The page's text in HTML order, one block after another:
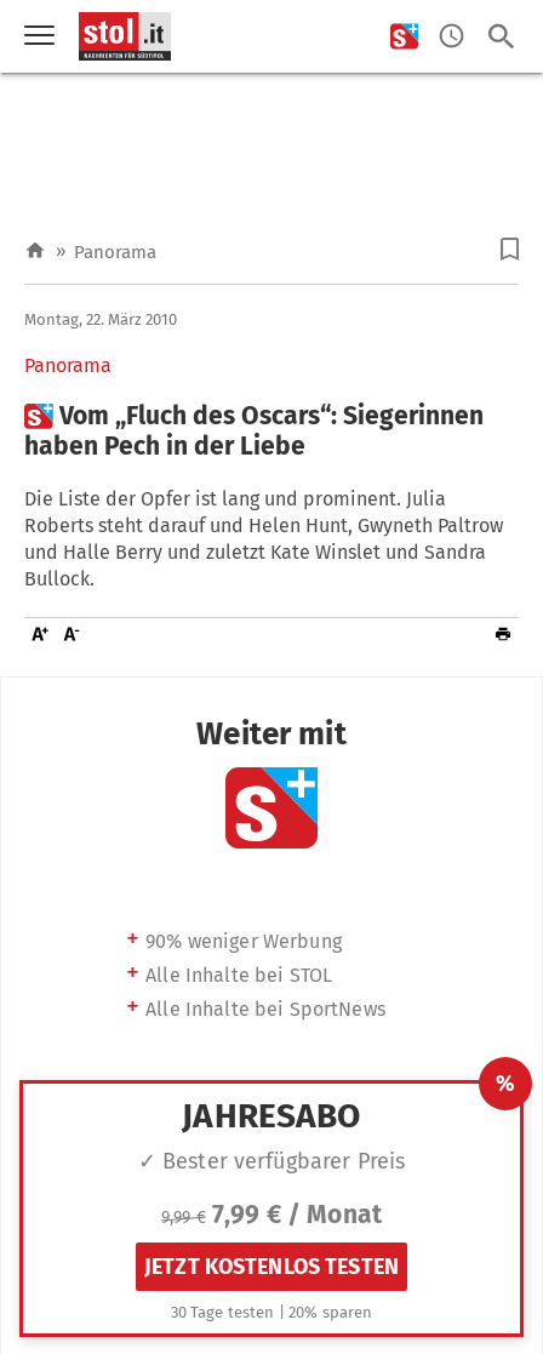
» Panorama
Panorama
Montag, 22. März 2010
Vom „Fluch des Oscars“: Siegerinnen
haben Pech in der Liebe
Die Liste der Opfer ist lang und prominent. Julia
Roberts steht darauf und Helen Hunt, Gwyneth Paltrow
und Halle Berry und zuletzt Kate Winslet und Sandra
Bullock.